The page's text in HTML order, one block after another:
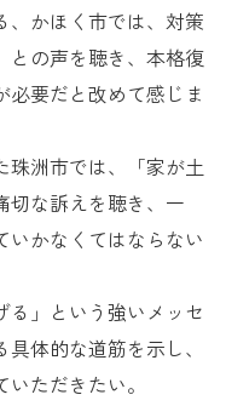
、かほく市では、対策
との声を聴き、本格復
必要だと改めて感じま
珠洲市では、「家が土
切な訴えを聴き、一
かなくてはならない
る」という強いメッセ
体的な道筋を示し、
ただきたい。